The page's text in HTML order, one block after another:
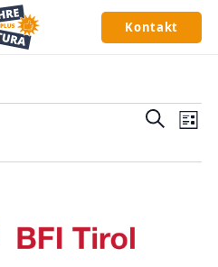
Kontakt
SucheListe